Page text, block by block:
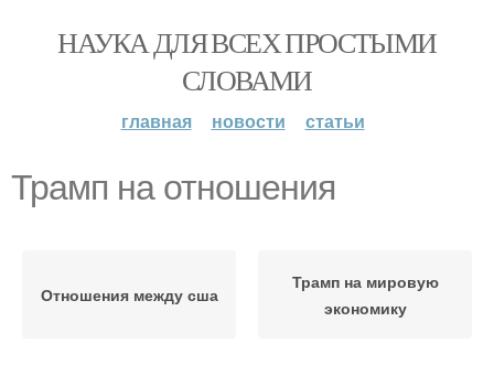
НАУКА ДЛЯ ВСЕХ ПРОСТЫМИ
СЛОВАМИ
главная новости статьи
Трамп на отношения
Отношения между сша
Трамп на мировую
экономику